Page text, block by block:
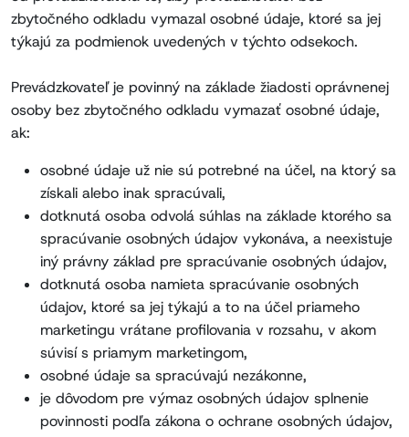
zbytočného odkladu vymazal osobné údaje, ktoré sa jej
týkajú za podmienok uvedených v týchto odsekoch.
Prevádzkovateľ je povinný na základe žiadosti oprávnenej
osoby bez zbytočného odkladu vymazať osobné údaje,
ak:
osobné údaje už nie sú potrebné na účel, na ktorý sa
získali alebo inak spracúvali,
dotknutá osoba odvolá súhlas na základe ktorého sa
spracúvanie osobných údajov vykonáva, a neexistuje
iný právny základ pre spracúvanie osobných údajov,
dotknutá osoba namieta spracúvanie osobných
údajov, ktoré sa jej týkajú a to na účel priameho
marketingu vrátane profilovania v rozsahu, v akom
súvisí s priamym marketingom,
osobné údaje sa spracúvajú nezákonne,
je dôvodom pre výmaz osobných údajov splnenie
povinnosti podľa zákona o ochrane osobných údajov,